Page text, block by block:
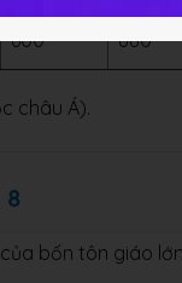
600 880
châu Á).
bốn tôn giáo